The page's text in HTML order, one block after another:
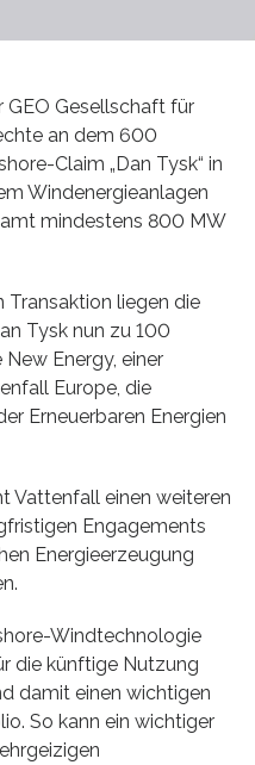
Gesellschaft für
an dem 600
Claim „Dan Tysk“ in
Windenergieanlagen
mindestens 800 MW
Transaktion liegen die
Tysk nun zu 100
Energy, einer
Europe, die
Erneuerbaren Energien
Vattenfall einen weiteren
Engagements
Energieerzeugung
Windtechnologie
die künftige Nutzung
damit einen wichtigen
So kann ein wichtiger